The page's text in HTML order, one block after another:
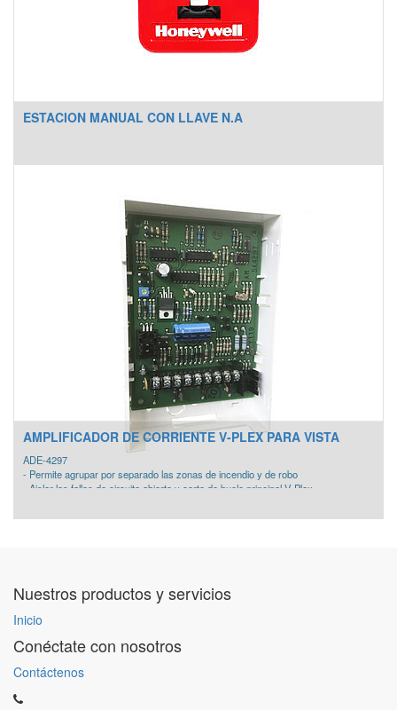
ESTACION MANUAL CON LLAVE N.A
AMPLIFICADOR DE CORRIENTE V-PLEX PARA VISTA
ADE-4297
- Permite agrupar por separado las zonas de incendio y de robo
- Aislar los fallos de circuito abierto y corto de bucle principal V-Plex.
- Aislamiento de bucle V-Plex entre el bucle principal y extendido totalmente
Nuestros productos y servicios
Inicio
Conéctate con nosotros
Contáctenos